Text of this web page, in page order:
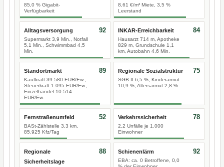
85,0 % Gigabit-
Verfügbarkeit
8,61 €/m² Miete, 3,5 %
Leerstand
Alltagsversorgung
Supermarkt 3,9 Min., Notfall
5,1 Min., Schwimmbad 4,5
Min.
92 INKAR-Erreichbarkeit
Hausarzt 714 m, Apotheke
829 m, Grundschule 1,1
km, Autobahn 4,6 Min.
84
Standortmarkt
Kaufkraft 39.580 EUR/Ew.,
Steuerkraft 1.095 EUR/Ew.,
Einzelhandel 10.514
EUR/Ew.
89 Regionale Sozialstruktur
SGB II 6,5 %, Kinderarmut
10,9 %, Altersarmut 2,8 %
75
Fernstraßenumfeld
BASt-Zählstelle 3,3 km,
85.925 Kfz/Tag
52 Verkehrssicherheit
2,2 Unfälle je 1.000
Einwohner
78
Regionale
Sicherheitslage
88 Schienenlärm
EBA: ca. 0 Betroffene, 0,0
92